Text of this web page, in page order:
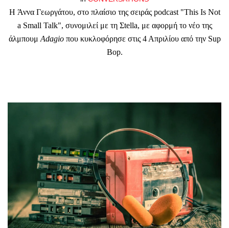
Η Άννα Γεωργάτου, στο πλαίσιο της σειράς podcast "This Is Not
a Small Talk", συνομιλεί με τη Σtella, με αφορμή το νέο της
άλμπουμ Adagioπου κυκλοφόρησε στις 4 Απριλίου από την Sup
Bop.